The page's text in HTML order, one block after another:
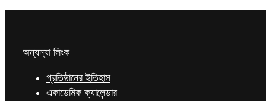
অন্যন্যা লিংক
প্রতিষ্ঠানের ইতিহাস
একাডেমিক ক্যালেন্ডার